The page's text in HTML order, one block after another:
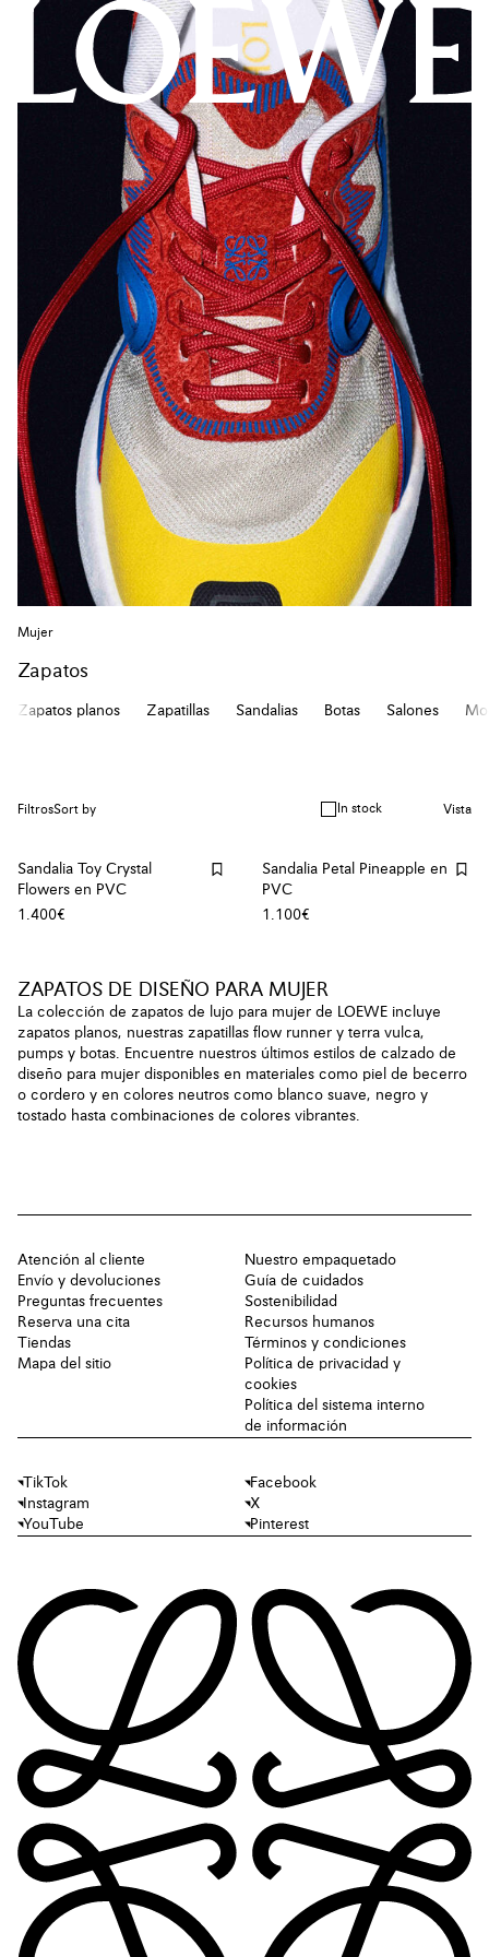
Mujer
Zapatos
Zapatos planos Zapatillas Sandalias Botas Salones
FiltrosSort by In stock Vista
Sandalia Toy Crystal
Flowers en PVC
1.400€
Sandalia Petal Pineapple en
PVC
1.100€
ZAPATOS DE DISEÑO PARA MUJER
La colección de zapatos de lujo para mujer de LOEWE incluye
zapatos planos, nuestras zapatillas flow runner y terra vulca,
pumps y botas. Encuentre nuestros últimos estilos de calzado de
diseño para mujer disponibles en materiales como piel de becerro
o cordero y en colores neutros como blanco suave, negro y
tostado hasta combinaciones de colores vibrantes.
Atención al cliente
Envío y devoluciones
Preguntas frecuentes
Reserva una cita
Tiendas
Mapa del sitio
Nuestro empaquetado
Guía de cuidados
Sostenibilidad
Recursos humanos
Términos y condiciones
Política de privacidad y
cookies
Política del sistema interno
de información
TikTok
Facebook
Instagram
X
YouTube
Pinterest